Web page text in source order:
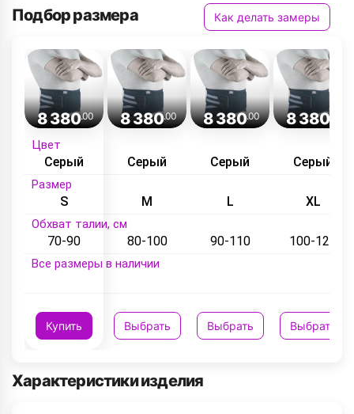
Подбор размера Как делать замеры
Цвет
Размер
Обхват талии, см
Все размеры в наличии
8 380.00
Серый
S
70-90
Купить
8 380.00
Серый
M
80-100
Выбрать
8 380.00
Серый
L
90-110
Выбрать
8 380
Серый
XL
100-120
Выбрать
Характеристики изделия